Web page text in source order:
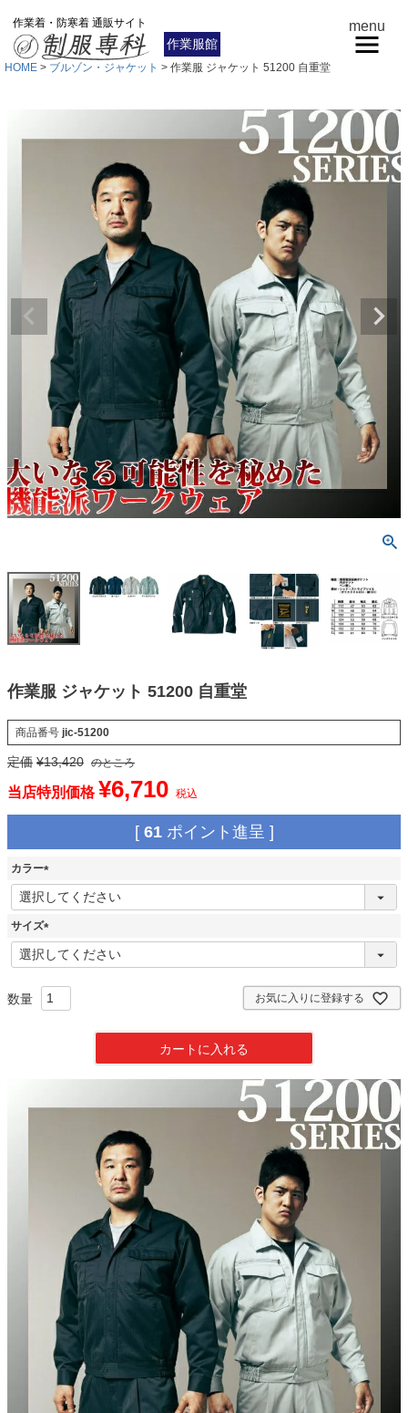
作業着・防寒着 通販サイト
作業服館
menu
HOME ブルゾン・ジャケット 作業服 ジャケット 51200 自重堂
作業服 ジャケット 51200 自重堂
商品番号 jic-51200
定価 ¥13,420 のところ
当店特別価格 ¥6,710 税込
[ 61 ポイント進呈 ]
カラー
(
必
須
サイズ
(
必
お気に入りに登録する
カートに入れる